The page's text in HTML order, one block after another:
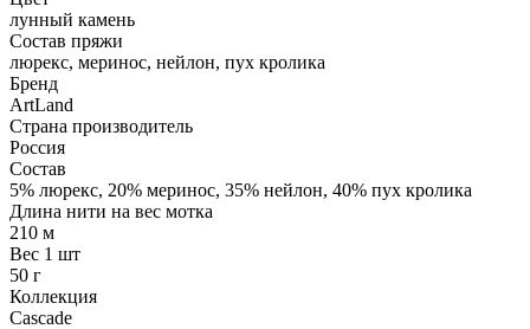
лунный камень
Состав пряжи
люрекс, меринос, нейлон, пух кролика
Бренд
ArtLand
Страна производитель
Россия
Состав
5% люрекс, 20% меринос, 35% нейлон, 40% пух кролика
Длина нити на вес мотка
210 м
Вес 1 шт
50 г
Коллекция
Cascade